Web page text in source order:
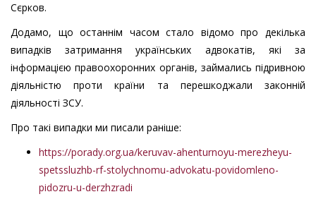
Сєрков.
Додамо, що останнім часом стало відомо про декілька
випадків затримання українських адвокатів, які за
інформацією правоохоронних органів, займались підривною
діяльністю проти країни та перешкоджали законній
діяльності ЗСУ.
Про такі випадки ми писали раніше:
https://porady.org.ua/keruvav-ahenturnoyu-merezheyu-
spetssluzhb-rf-stolychnomu-advokatu-povidomleno-
pidozru-u-derzhzradi